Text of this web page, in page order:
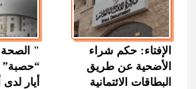
الإفتاء: حكم شراء
الأضحية عن طريق
البطاقات الائتمانية
أيار